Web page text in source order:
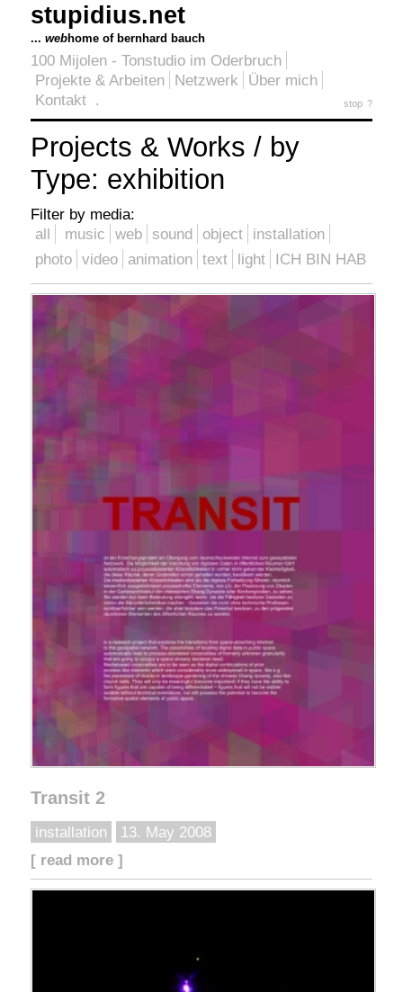
stupidius.net
... webhome of bernhard bauch
100 Mijolen - Tonstudio im Oderbruch
Projekte & Arbeiten
Netzwerk
Über mich
Kontakt . stop ?
Projects & Works / by
Type: exhibition
Filter by media:
all
music web sound object
installation
photo video animation text light ICH BIN HAB
Transit 2
installation
13. May 2008
[ read more ]